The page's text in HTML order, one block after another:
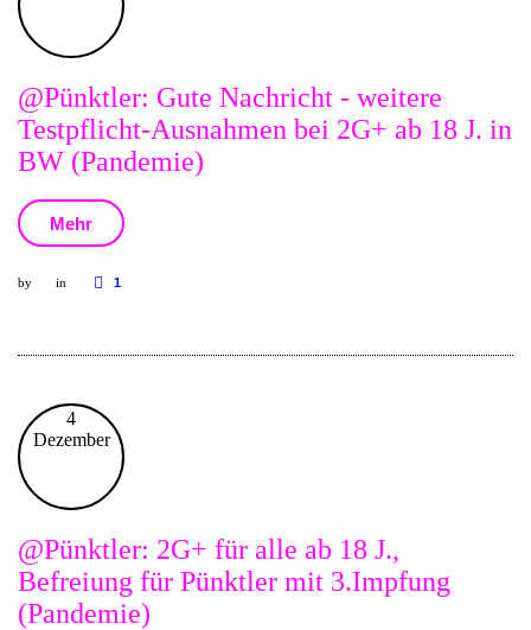
@Pünktler: Gute Nachricht - weitere
Testpflicht-Ausnahmen bei 2G+ ab 18 J. in
BW (Pandemie)
Mehr
by in 1
4
Dezember
@Pünktler: 2G+ für alle ab 18 J.,
Befreiung für Pünktler mit 3.Impfung
(Pandemie)